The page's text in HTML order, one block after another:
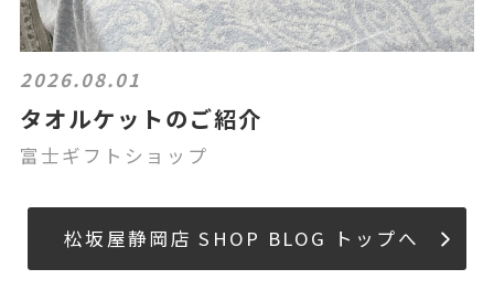
2026.08.01
タオルケットのご紹介
富士ギフトショップ
松坂屋静岡店 SHOP BLOG トップへ